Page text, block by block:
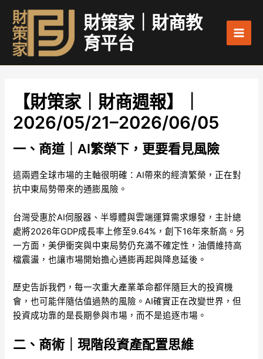
內
財策家｜財商教
育平台
【財策家｜財商週報】｜
2026/05/21–2026/06/05
一、商道｜AI繁榮下，更要看見風險
這兩週全球市場的主軸很明確：AI帶來的經濟繁榮，正在對
抗中東局勢帶來的通膨風險。
台灣受惠於AI伺服器、半導體與雲端運算需求爆發，主計總
處將2026年GDP成長率上修至9.64%，創下16年來新高。另
一方面，美伊衝突與中東局勢仍充滿不確定性，油價維持高
檔震盪，也讓市場開始擔心通膨再起與降息延後。
歷史告訴我們，每一次重大產業革命都伴隨巨大的投資機
會，也可能伴隨估值過熱的風險。AI確實正在改變世界，但
投資成功靠的是長期參與市場，而不是追逐市場。
二、商術｜現階段資產配置思維